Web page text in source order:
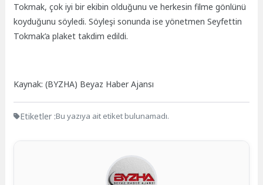
Tokmak, çok iyi bir ekibin olduğunu ve herkesin filme gönlünü
koyduğunu söyledi. Söyleşi sonunda ise yönetmen Seyfettin
Tokmak’a plaket takdim edildi.
Kaynak: (BYZHA) Beyaz Haber Ajansı
Etiketler :Bu yazıya ait etiket bulunamadı.